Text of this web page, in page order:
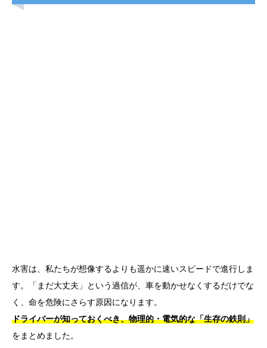
水害は、私たちが想像するよりも遥かに速いスピードで進行しま
す。「まだ大丈夫」という過信が、車を動かせなくするだけでな
く、命を危険にさらす原因になります。
ドライバーが知っておくべき、物理的・電気的な「生存の鉄則」
をまとめました。